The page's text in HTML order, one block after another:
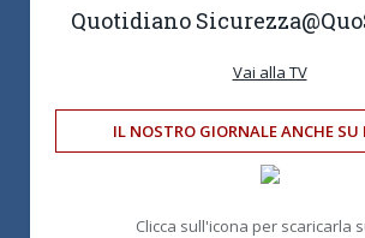
Quotidiano Sicurezza
Vai alla TV
IL NOSTRO GIORNALE ANCHE SU
Clicca sull'icona per scaricarla